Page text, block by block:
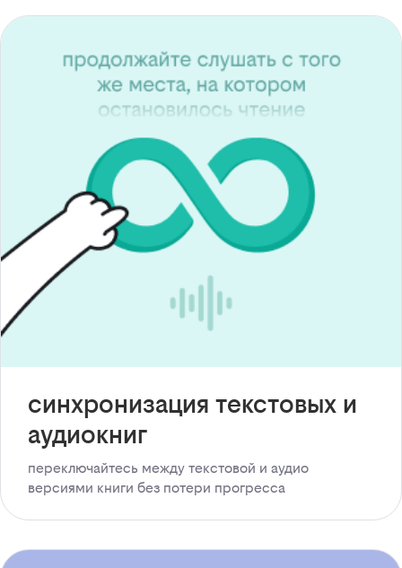
синхронизация текстовых и
аудиокниг
переключайтесь между текстовой и аудио
версиями книги без потери прогресса